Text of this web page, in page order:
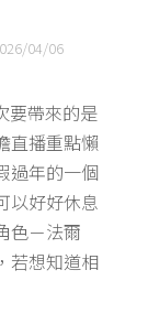
04/06
要帶來的是
直播重點懶
過年的一個
以好好休息
色－法爾
若想知道相